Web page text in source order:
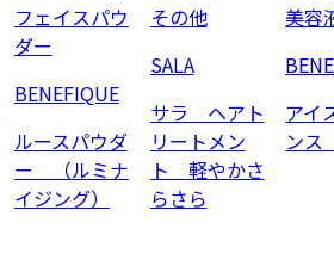
フェイスパウ
ダー
BENEFIQUE
ルースパウダ
ー （ルミナ
イジング）
その他
SALA
サラ ヘアト
リートメン
ト 軽やかさ
らさら
美容
アイ
ン